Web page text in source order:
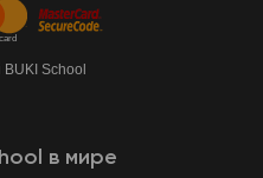
School
в мире